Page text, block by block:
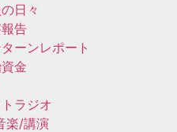
日々
告
ーンレポート
金
ラジオ
楽/講演